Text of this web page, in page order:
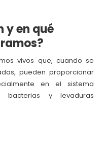
y en qué
vivos que, cuando se
pueden proporcionar
en el sistema
bacterias y levaduras